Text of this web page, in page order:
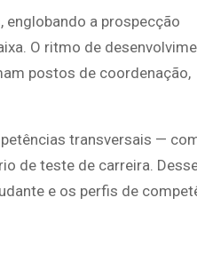
a prospecção
O ritmo de
postos de coordenação,
transversais —
de teste de carreira.
e os perfis de